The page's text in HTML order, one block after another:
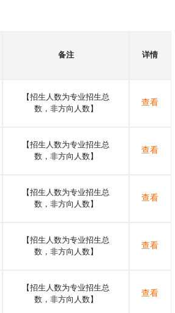
备注 详情
【招生人数为专业招生总
数，非方向人数】
查看
【招生人数为专业招生总
数，非方向人数】
查看
【招生人数为专业招生总
数，非方向人数】
查看
【招生人数为专业招生总
数，非方向人数】
查看
【招生人数为专业招生总
数，非方向人数】
查看